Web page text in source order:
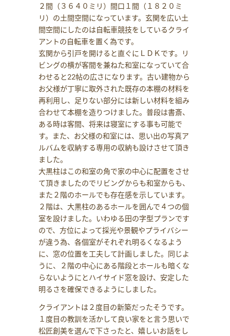
２間（３６４０ミリ）間口１間（１８２０ミ
リ）の土間空間になっています。玄関を広い土
間空間にしたのは自転車競技をしているクライ
アントの自転車を置く為です。
玄関から引戸を開けると直ぐにＬＤＫです。リ
ビングの横が客間を兼ねた和室になっていて合
わせると22帖の広さになります。古い建物から
お父様が丁寧に取外された既存の本棚の材料を
再利用し、足りない部分には新しい材料を組み
合わせて本棚を造りつけました。普段は書斎、
ある時は客間、将来は寝室にする事も可能で
す。また、お父様の和室には、思い出の写真ア
ルバムを収納する専用の収納も設けさせて頂き
ました。
大黒柱はこの和室の角で家の中心に配置をさせ
て頂きましたのでリビングからも和室からも、
また２階のホールでも存在感を示しています。
２階は、大黒柱のあるホールを囲んで４つの個
室を設けました。いわゆる田の字型プランです
ので、方位によって採光や景観やプライバシー
が違う為、各個室がそれぞれ明るくなるよう
に、窓の位置を工夫して計画しました。同じよ
うに、２階の中心にある階段とホールも暗くな
らないようにとハイサイド窓を設け、安定した
明るさを確保できるようにしました。
クライアントは２度目の新築だったそうです。
１度目の教訓を活かして良い家をと言う思いで
松匠創美を選んで下さったと、嬉しいお話をし